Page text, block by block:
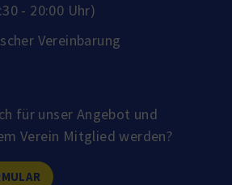
- 20:00 Uhr)
Vereinbarung
für unser Angebot und
Verein Mitglied werden?